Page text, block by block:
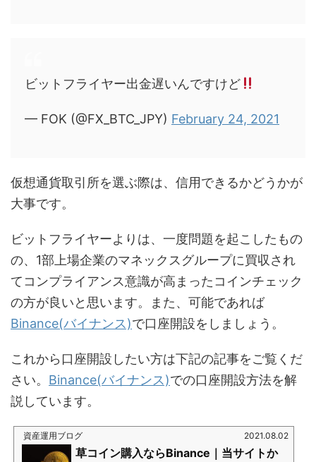
ビットフライヤー出金遅いんですけど
— FOK (@FX_BTC_JPY) February 24, 2021
仮想通貨取引所を選ぶ際は、信用できるかどうかが
大事です。
ビットフライヤーよりは、一度問題を起こしたもの
の、1部上場企業のマネックスグループに買収され
てコンプライアンス意識が高まったコインチェック
の方が良いと思います。また、可能であれば
Binance(バイナンス)で口座開設をしましょう。
これから口座開設したい方は下記の記事をご覧くだ
さい。 Binance(バイナンス)での口座開設方法を解
説しています。
資産運用ブログ 2021.08.02
草コイン購入ならBinance｜当サイトか